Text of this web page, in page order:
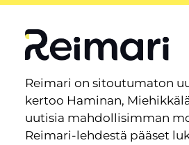
Reimari on sitoutumaton
kertoo Haminan,
uutisia mahdollisimman
Reimari-lehdestä pääset